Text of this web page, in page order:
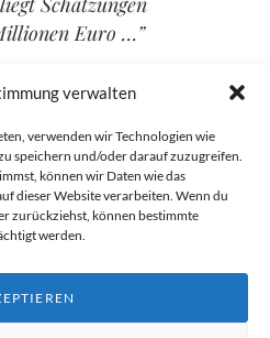
verwalten
verwenden wir Technologien wie
speichern und/oder darauf zuzugreifen.
können wir Daten wie das
dieser Website verarbeiten. Wenn du
zurückziehst, können bestimmte
werden.
Euro …”
→